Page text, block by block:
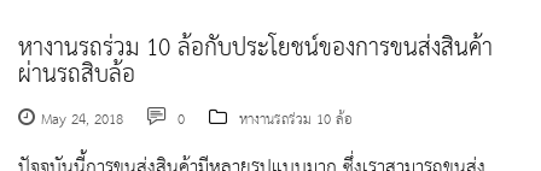
หางานรถร่วม 10 ล้อกับประโยชน์ของการขนส่งสินค้า
ผ่านรถสิบล้อ
May 24, 2018 0 หางานรถร่วม 10 ล้อ